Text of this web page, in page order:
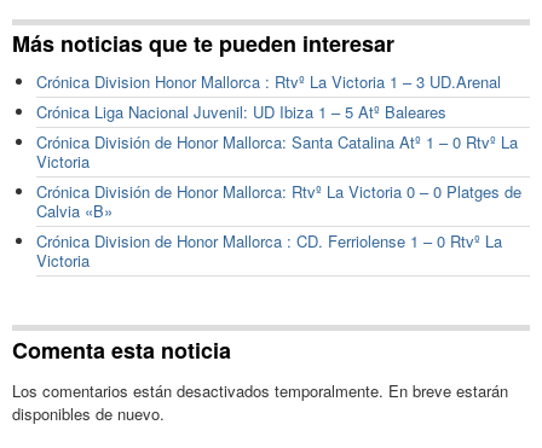
Más noticias que te pueden interesar
Crónica Division Honor Mallorca : Rtvº La Victoria 1 – 3 UD.Arenal
Crónica Liga Nacional Juvenil: UD Ibiza 1 – 5 Atº Baleares
Crónica División de Honor Mallorca: Santa Catalina Atº 1 – 0 Rtvº La
Victoria
Crónica División de Honor Mallorca: Rtvº La Victoria 0 – 0 Platges de
Calvia «B»
Crónica Division de Honor Mallorca : CD. Ferriolense 1 – 0 Rtvº La
Victoria
Comenta esta noticia
Los comentarios están desactivados temporalmente. En breve estarán
disponibles de nuevo.